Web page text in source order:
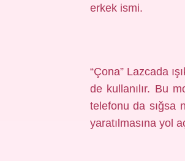
erkek ismi.
“Çona” Lazcada
de kullanılır. Bu
telefonu da sığsa
yaratılmasına yol